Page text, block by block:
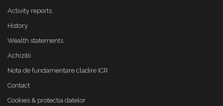
Activity reports
History
Wealth statements
Achizitii
Nota de fundamentare cladire ICR
Contact
Cookies & protectia datelor